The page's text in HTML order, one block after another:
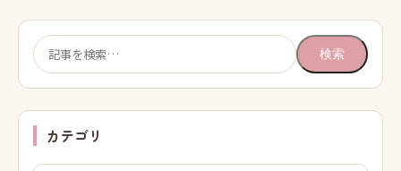
検
索:
検索
カテゴリ